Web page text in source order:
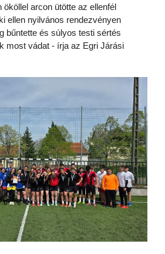
ököllel arcon ütötte az ellenfél
ellen nyilvános rendezvényen
bűntette és súlyos testi sértés
most vádat - írja az Egri Járási